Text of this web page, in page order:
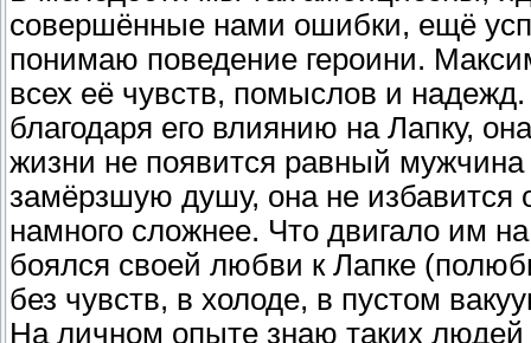
совершённые нами ошибки, ещё
понимаю поведение героини.
всех её чувств, помыслов и
благодаря его влиянию на Лапку,
жизни не появится равный мужчина
замёрзшую душу, она не избавится
намного сложнее. Что двигало им
боялся своей любви к Лапке
без чувств, в холоде, в пустом
На личном опыте знаю таких